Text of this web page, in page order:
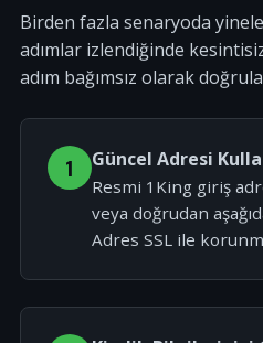
Birden fazla senaryoda
adımlar izlendiğinde
adım bağımsız olarak
1 Güncel Adresi
Resmi 1King giriş
veya doğrudan
Adres SSL ile